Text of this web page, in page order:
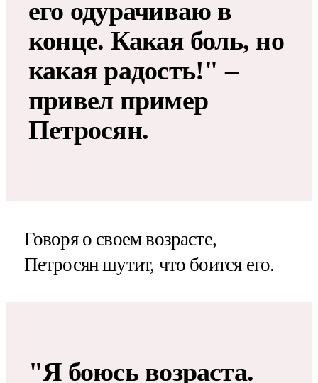
его одурачиваю в
конце. Какая боль, но
какая радость!" –
привел пример
Петросян.
Говоря о своем возрасте,
Петросян шутит, что боится его.
"Я боюсь возраста.